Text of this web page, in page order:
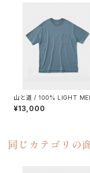
山と道 / 100% LIGHT
O POCKET T-SHIRT（
X）
¥13,000
同じカテゴリの